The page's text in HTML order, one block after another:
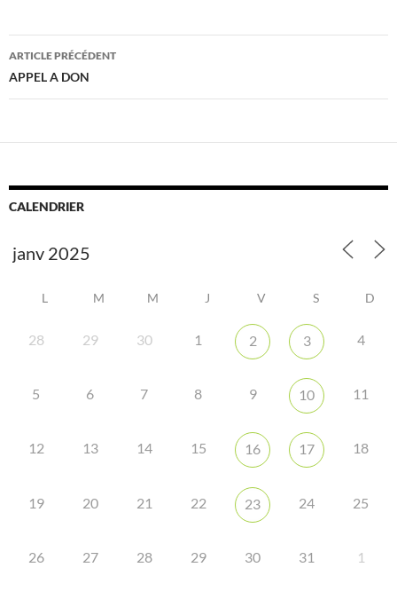
Navigation
des
ARTICLE PRÉCÉDENT
APPEL A DON
CALENDRIER
L M M J V S D
28 29 30 1 2 3 4
5 6 7 8 9 10 11
12 13 14 15 16 17 18
19 20 21 22 23 24 25
26 27 28 29 30 31 1